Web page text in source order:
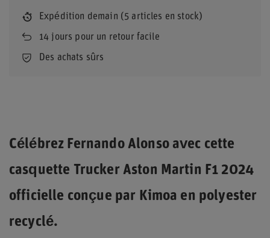
Expédition demain (5 articles en stock)
14 jours pour un retour facile
Des achats sûrs
Célébrez Fernando Alonso avec cette
casquette Trucker Aston Martin F1 2024
officielle conçue par Kimoa en polyester
recyclé.